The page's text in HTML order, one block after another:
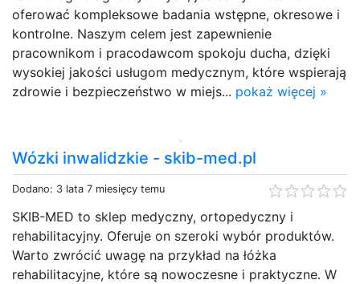
oferować kompleksowe badania wstępne, okresowe i
kontrolne. Naszym celem jest zapewnienie
pracownikom i pracodawcom spokoju ducha, dzięki
wysokiej jakości usługom medycznym, które wspierają
zdrowie i bezpieczeństwo w miejs... pokaż więcej »
Wózki inwalidzkie - skib-med.pl
Dodano: 3 lata 7 miesięcy temu
SKIB-MED to sklep medyczny, ortopedyczny i
rehabilitacyjny. Oferuje on szeroki wybór produktów.
Warto zwrócić uwagę na przykład na łóżka
rehabilitacyjne, które są nowoczesne i praktyczne. W